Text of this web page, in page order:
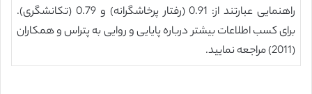
راهنمایی عبارتند از: 0.91 (رفتار پرخاشگرانه) و 0.79 (تکانشگری).
برای کسب اطلاعات بیشتر درباره پایایی و روایی به پتراس و همکاران
(2011) مراجعه نمایید.